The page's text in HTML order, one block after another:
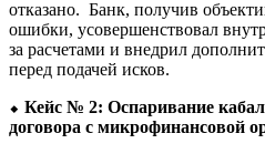
отказано. Банк, получив
ошибки, усовершенствовал
за расчетами и внедрил
перед подачей исков.
⬥ Кейс № 2: Оспаривание
договора с микрофинансовой